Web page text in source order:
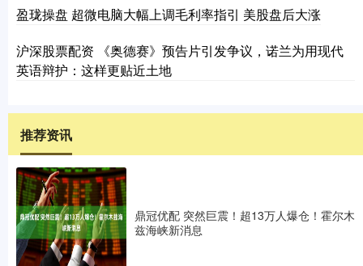
盈珑操盘 超微电脑大幅上调毛利率指引 美股盘后大涨
沪深股票配资 《奥德赛》预告片引发争议，诺兰为用现代
英语辩护：这样更贴近土地
推荐资讯
鼎冠优配 突然巨震！超13万人爆仓！霍尔木
兹海峡新消息